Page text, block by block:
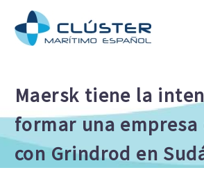
Maersk tiene la
formar una empresa
con Grindrod en